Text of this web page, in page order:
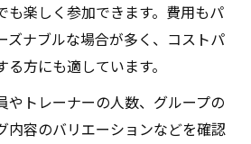
ムで少人数制を選ぶメリット
ルジムの活用で続けやすさUP
選ぶパーソナルジム体験
ーソナルジムの選び方ポイン
も楽しく参加できます。費用もパ
ズナブルな場合が多く、コストパ
方にも適しています。
やトレーナーの人数、グループの
内容のバリエーションなどを確認